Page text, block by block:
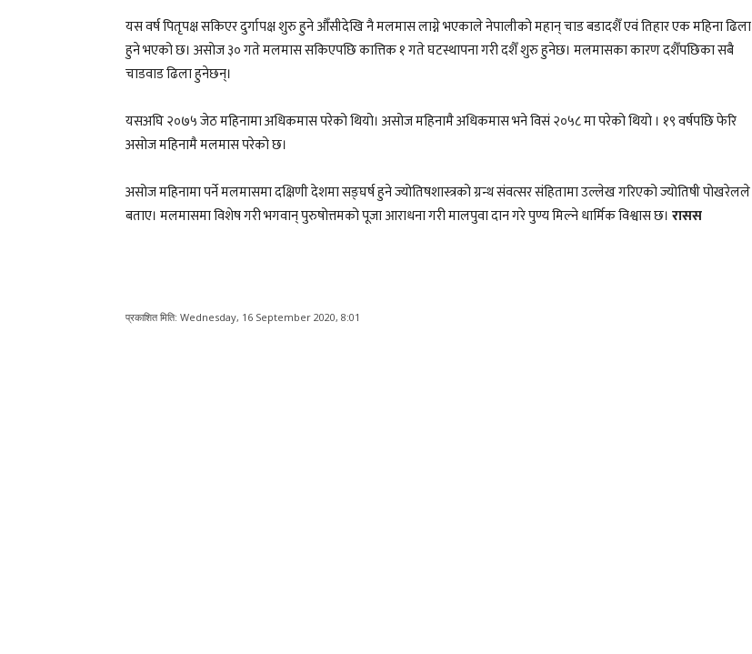
यस वर्ष पितृपक्ष सकिएर दुर्गापक्ष शुरु हुने औँसीदेखि नै मलमास लाग्ने भएकाले नेपालीको महान् चाड बडादशैँ एवं तिहार एक महिना ढिला
हुने भएको छ। असोज ३० गते मलमास सकिएपछि कात्तिक १ गते घटस्थापना गरी दशैँ शुरु हुनेछ। मलमासका कारण दशैँपछिका सबै
चाडवाड ढिला हुनेछन्।
यसअघि २०७५ जेठ महिनामा अधिकमास परेको थियो। असोज महिनामै अधिकमास भने विसं २०५८ मा परेको थियो । १९ वर्षपछि फेरि
असोज महिनामै मलमास परेको छ।
असोज महिनामा पर्ने मलमासमा दक्षिणी देशमा सङ्घर्ष हुने ज्योतिषशास्त्रको ग्रन्थ संवत्सर संहितामा उल्लेख गरिएको ज्योतिषी पोखरेलले
बताए। मलमासमा विशेष गरी भगवान् पुरुषोत्तमको पूजा आराधना गरी मालपुवा दान गरे पुण्य मिल्ने धार्मिक विश्वास छ। रासस
प्रकाशित मिति: Wednesday, 16 September 2020, 8:01